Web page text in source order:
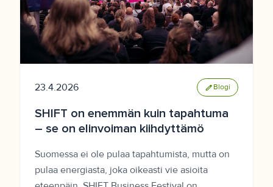
23.4.2026 edit Blogi
SHIFT on enemmän kuin tapahtuma
– se on elinvoiman kiihdyttämö
Suomessa ei ole pulaa tapahtumista, mutta on
pulaa energiasta, joka oikeasti vie asioita